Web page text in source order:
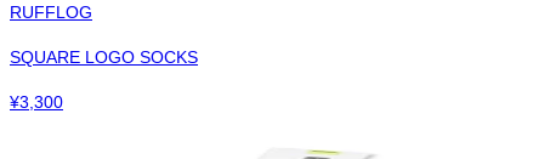
RUFFLOG
SQUARE LOGO SOCKS
¥3,300